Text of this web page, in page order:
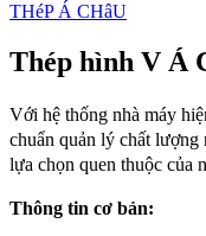
THéP Á CHâU
Thép hình V Á
Với hệ thống nhà máy
chuẩn quản lý chất
lựa chọn quen thuộc của
Thông tin cơ bản: